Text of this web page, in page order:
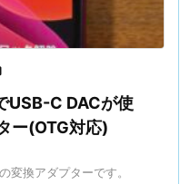
USB-C DACが使
ー(OTG対応)
換アダプターです。